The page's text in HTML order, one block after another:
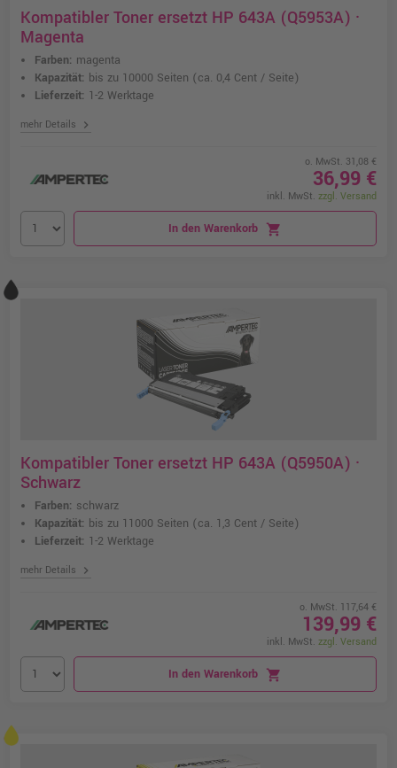
Kompatibler Toner ersetzt HP 643A (Q5953A) ·
Magenta
Farben: magenta
Kapazität: bis zu 10000 Seiten (ca. 0,4 Cent / Seite)
Lieferzeit: 1-2 Werktage
mehr Details chevron_right
o. MwSt. 31,08 €
36,99 €
inkl. MwSt. zzgl. Versand
In den Warenkorb shopping_cart
Kompatibler Toner ersetzt HP 643A (Q5950A) ·
Schwarz
Farben: schwarz
Kapazität: bis zu 11000 Seiten (ca. 1,3 Cent / Seite)
Lieferzeit: 1-2 Werktage
mehr Details chevron_right
o. MwSt. 117,64 €
139,99 €
inkl. MwSt. zzgl. Versand
In den Warenkorb shopping_cart